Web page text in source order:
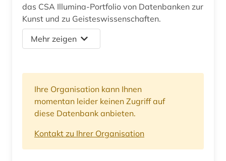
das CSA Illumina-Portfolio von Datenbanken zur
Kunst und zu Geisteswissenschaften.
Mehr zeigen
Ihre Organisation kann Ihnen
momentan leider keinen Zugriff auf
diese Datenbank anbieten.
Kontakt zu Ihrer Organisation